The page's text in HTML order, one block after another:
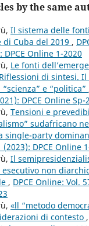
by the same
Il sistema delle
di Cuba del 2019 ,
DPCE Online 1-2020
Le fonti
di sintesi. Il
e “politica”
DPCE Online Sp-
Tensioni e
sudafricano
single-party
(2023): DPCE Online
Il
non
, DPCE Online: Vol.
«ll “metodo
di contesto ,